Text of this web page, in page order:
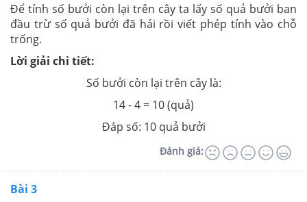
Để tính số bưởi còn lại trên cây ta lấy số quả bưởi ban
đầu trừ số quả bưởi đã hái rồi viết phép tính vào chỗ
trống.
Lời giải chi tiết:
Số bưởi còn lại trên cây là:
14 - 4 = 10 (quả)
Đáp số: 10 quả bưởi
Đánh giá:
Bài 3